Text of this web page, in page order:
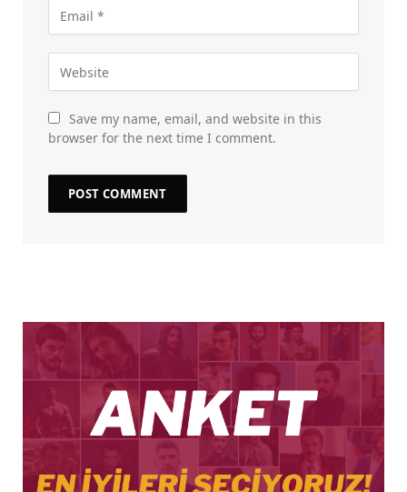
Save my name, email, and website in this
browser for the next time I comment.